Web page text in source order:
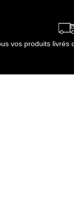
vos produits livrés